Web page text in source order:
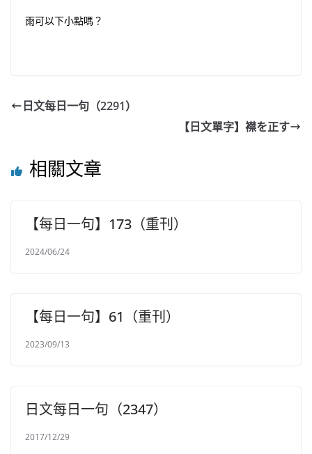
雨可以下小點嗎？
日文每日一句（2291）
【日文單字】襟を正す
相關文章
【每日一句】173（重刊）
2024/06/24
【每日一句】61（重刊）
2023/09/13
日文每日一句（2347）
2017/12/29